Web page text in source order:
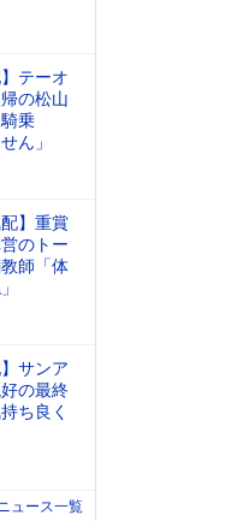
テーオ
の松山
騎乗
ん」
】重賞
のトー
師「体
サンア
の最終
ち良く
ュース一覧